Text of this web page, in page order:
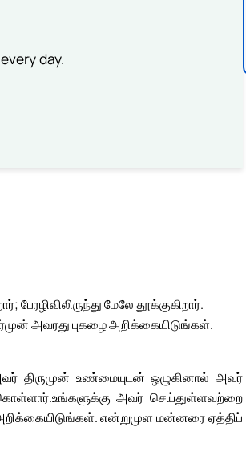
day.
மேலே தூக்குகிறார்.
அவரது புகழை அறிக்கையிடுங்கள்.
திருமுன் உண்மையுடன் ஒழுகினால் அவர்
கொள்ளார்.உங்களுக்கு அவர் செய்துள்ளவற்றை
என்றுமுள மன்னரை ஏத்திப்